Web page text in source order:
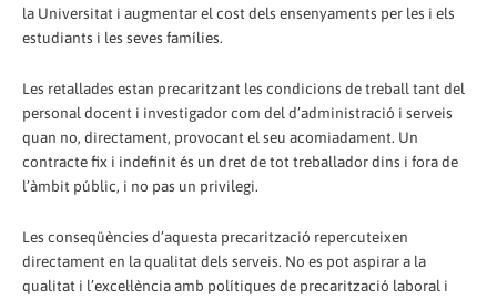
la Universitat i augmentar el cost dels ensenyaments per les i els
estudiants i les seves famílies.
Les retallades estan precaritzant les condicions de treball tant del
personal docent i investigador com del d’administració i serveis
quan no, directament, provocant el seu acomiadament. Un
contracte fix i indefinit és un dret de tot treballador dins i fora de
l’àmbit públic, i no pas un privilegi.
Les conseqüències d’aquesta precarització repercuteixen
directament en la qualitat dels serveis. No es pot aspirar a la
qualitat i l’excel·lència amb polítiques de precarització laboral i